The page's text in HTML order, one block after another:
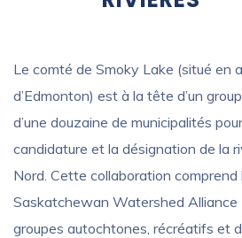
Le comté de Smoky Lake (situé en
d’Edmonton) est à la tête d’un
d’une douzaine de municipalités
candidature et la désignation de la
Nord. Cette collaboration
Saskatchewan Watershed Alliance
groupes autochtones, récréatifs et